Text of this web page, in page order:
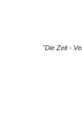
"Die Zeit -